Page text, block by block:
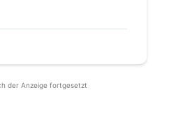
der Anzeige fortgesetzt